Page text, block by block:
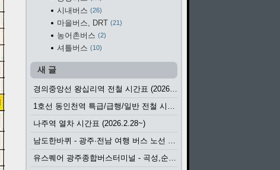
시내버스 26
마을버스, DRT 21
농어촌버스 2
셔틀버스 10
새 글
경의중앙선 왕십리역 전철 시간표 (2026.4.20~)
1호선 동인천역 특급/급행/일반 전철 시간표 (2026.2.28~)
나주역 열차 시간표 (2026.2.28~)
남도한바퀴 - 광주·전남 여행 버스 노선 (2026.3.1~5.31)
유스퀘어 광주종합버스터미널 - 곡성,순천／화순,보성,율포 방면 시외버스 시간표 (2026.1.31)